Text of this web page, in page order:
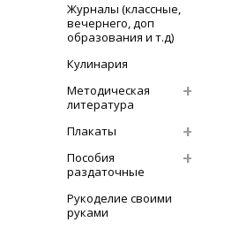
Журналы (классные,
вечернего, доп
образования и т.д)
Кулинария
Методическая
литература
Плакаты
Пособия
раздаточные
Рукоделие своими
руками